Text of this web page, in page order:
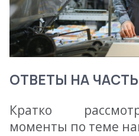
ОТВЕТЫ НА
Кратко
моменты по теме